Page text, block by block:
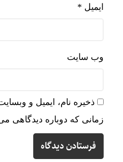
ایمیل *
وب‌ سایت
ذخیره نام، ایمیل و
زمانی که دوباره دیدگاهی